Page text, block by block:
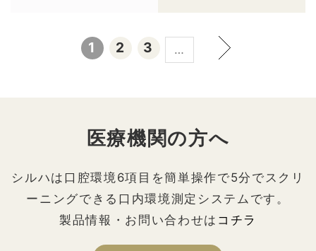
1 2 3 …
医療機関の方へ
シルハは口腔環境6項目を簡単操作で5分でスクリ
ーニングできる口内環境測定システムです。
製品情報・お問い合わせは コチラ